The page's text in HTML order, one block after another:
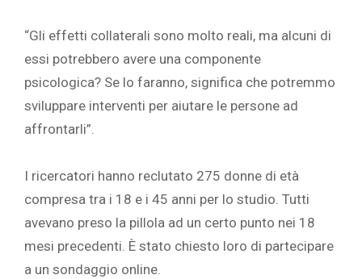
“Gli effetti collaterali sono molto reali, ma alcuni di
essi potrebbero avere una componente
psicologica? Se lo faranno, significa che potremmo
sviluppare interventi per aiutare le persone ad
affrontarli”.
I ricercatori hanno reclutato 275 donne di età
compresa tra i 18 e i 45 anni per lo studio. Tutti
avevano preso la pillola ad un certo punto nei 18
mesi precedenti. È stato chiesto loro di partecipare
a un sondaggio online.